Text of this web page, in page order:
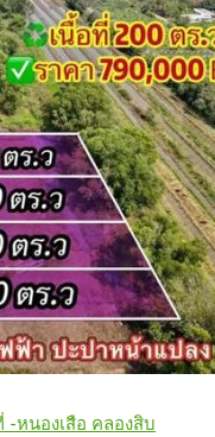
หนองเสือ คลองสิบ